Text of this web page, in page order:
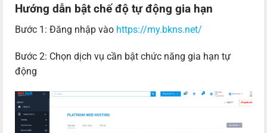
Hướng dẫn bật chế độ tự động gia hạn
Bước 1: Đăng nhập vào https://my.bkns.net/
Bước 2: Chọn dịch vụ cần bật chức năng gia hạn tự
động